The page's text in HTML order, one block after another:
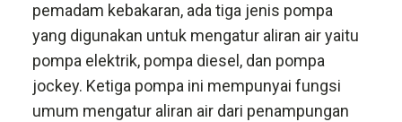
pemadam kebakaran, ada tiga jenis pompa
yang digunakan untuk mengatur aliran air yaitu
pompa elektrik, pompa diesel, dan pompa
jockey. Ketiga pompa ini mempunyai fungsi
umum mengatur aliran air dari penampungan